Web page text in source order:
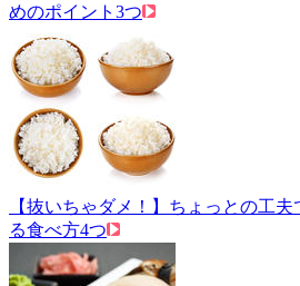
めのポイント3つ
【抜いちゃダメ！】ちょっとの工
る食べ方4つ